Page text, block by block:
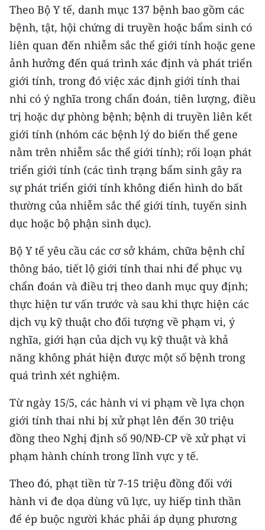
MỘT SẢN PHẨM
RADIO
MEDIA CENTER
E-Magazine
Video
Media Chính trị
Media Kinh tế
Media Văn hóa
Media Xã hội
Media Pháp luật
Media Du lịch
Media Thế giới
Media Thể thao
Media Giáo dục
Media Khoa học - Công nghệ
Media Môi trường
Infographic
Theo Bộ Y tế, danh mục 137 bệnh bao gồm các
bệnh, tật, hội chứng di truyền hoặc bẩm sinh có
liên quan đến nhiễm sắc thể giới tính hoặc gene
ảnh hưởng đến quá trình xác định và phát triển
giới tính, trong đó việc xác định giới tính thai
nhi có ý nghĩa trong chẩn đoán, tiên lượng, điều
trị hoặc dự phòng bệnh; bệnh di truyền liên kết
giới tính (nhóm các bệnh lý do biến thể gene
nằm trên nhiễm sắc thể giới tính); rối loạn phát
triển giới tính (các tình trạng bẩm sinh gây ra
sự phát triển giới tính không điển hình do bất
thường của nhiễm sắc thể giới tính, tuyến sinh
dục hoặc bộ phận sinh dục).
Bộ Y tế yêu cầu các cơ sở khám, chữa bệnh chỉ
thông báo, tiết lộ giới tính thai nhi để phục vụ
chẩn đoán và điều trị theo danh mục quy định;
thực hiện tư vấn trước và sau khi thực hiện các
dịch vụ kỹ thuật cho đối tượng về phạm vi, ý
nghĩa, giới hạn của dịch vụ kỹ thuật và khả
năng không phát hiện được một số bệnh trong
quá trình xét nghiệm.
Từ ngày 15/5, các hành vi vi phạm về lựa chọn
giới tính thai nhi bị xử phạt lên đến 30 triệu
đồng theo Nghị định số 90/NĐ-CP về xử phạt vi
phạm hành chính trong lĩnh vực y tế.
Theo đó, phạt tiền từ 7-15 triệu đồng đối với
hành vi đe dọa dùng vũ lực, uy hiếp tinh thần
để ép buộc người khác phải áp dụng phương